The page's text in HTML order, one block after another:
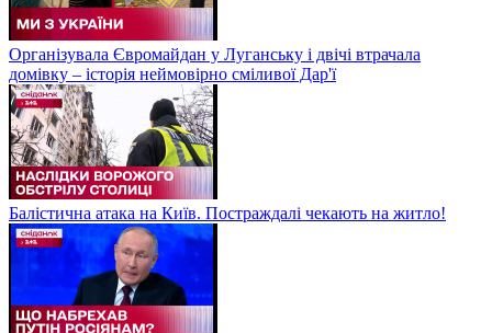
Організувала Євромайдан у Луганську і двічі втрачала
домівку – історія неймовірно сміливої Дар'ї
Балістична атака на Київ. Постраждалі чекають на житло!